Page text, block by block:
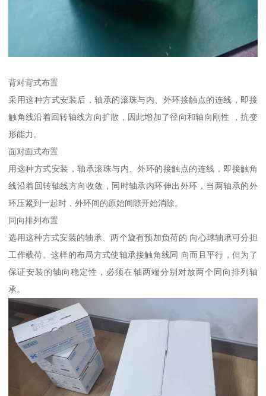
背对背式布置
采用这种方式安装后，轴承的滚珠与内、外环接触点的连线，即接
触角线沿着回转轴线方向扩散，因此增加了径向和轴向刚性 ，抗变
形能力。
面对面式布置
用这种方式安装，轴承滚珠与内、外环的接触点的连线，即接触角
线沿着回转轴线方向收敛，同时轴承内环伸出外环，当两轴承的外
环压紧到一起时，外环间的原始间隙开始消除。
同向排列布置
选用这种方式安装的轴承、两个旋有预加负荷的 向心球轴承可分担
工作载荷。这样的布局方式使轴承接触角线同 向而且平行，但为了
保证安装的轴向稳定性，必须在轴两端分别对放两个同向排列轴
承。